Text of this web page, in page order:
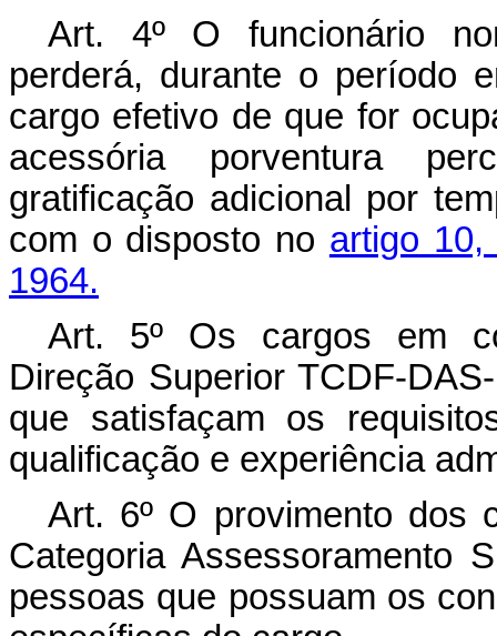
Art. 4º O funcionário
perderá, durante o período
cargo efetivo de que for
acessória porventura
gratificação adicional por
com o disposto no artigo
1964.
Art. 5º Os cargos em
Direção Superior TCDF-
que satisfaçam os
qualificação e experiência
Art. 6º O provimento dos
Categoria Assessoramento
pessoas que possuam os